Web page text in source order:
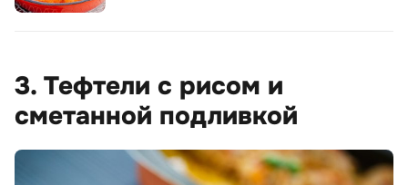
3. Тефтели с рисом и
сметанной подливкой